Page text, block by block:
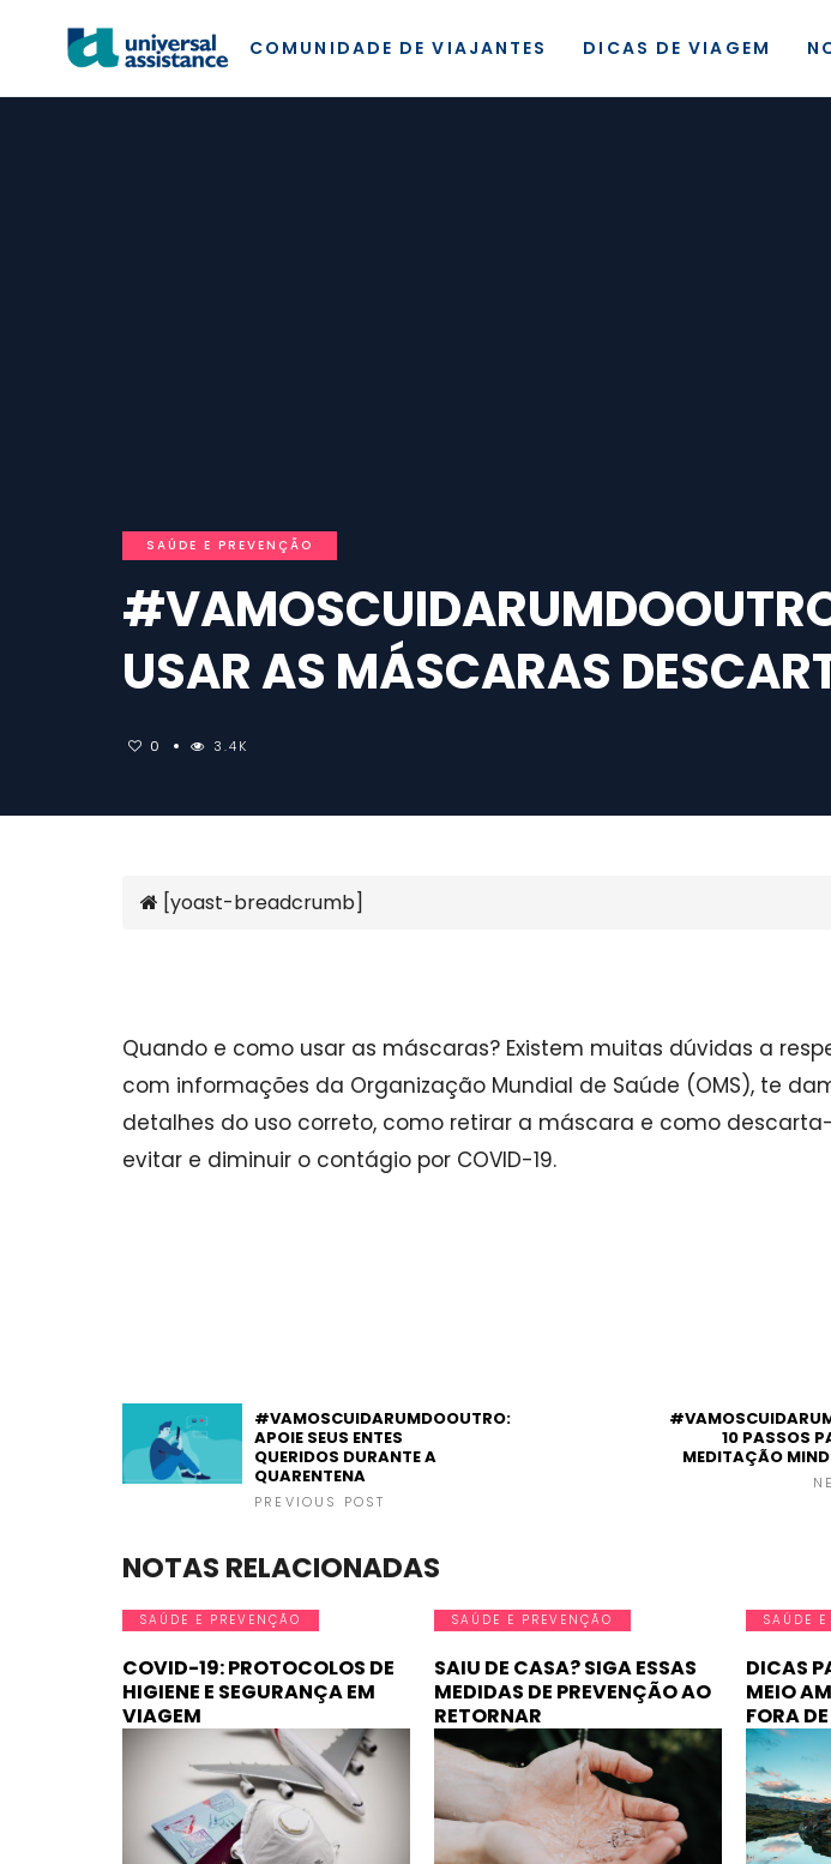
COMUNIDADE DE VIAJANTES DICAS DE VIAGEM
SAÚDE E PREVENÇÃO
USAR AS MÁSCARAS
0 3.4K
[yoast-breadcrumb]
Quando e como usar as máscaras? Existem muitas dúvidas a
com informações da Organização Mundial de Saúde (OMS), te
detalhes do uso correto, como retirar a máscara e como
evitar e diminuir o contágio por COVID-19.
#VAMOSCUIDARUMDOOUTRO:
APOIE SEUS ENTES
QUERIDOS DURANTE A
QUARENTENA
PREVIOUS POST
10 PASSOS
MEDITAÇÃO
NOTAS RELACIONADAS
SAÚDE E PREVENÇÃO
COVID-19: PROTOCOLOS DE
HIGIENE E SEGURANÇA EM
VIAGEM
SAÚDE E PREVENÇÃO
SAIU DE CASA? SIGA ESSAS
MEDIDAS DE PREVENÇÃO AO
RETORNAR
SAÚDE
DICAS
MEIO
FORA